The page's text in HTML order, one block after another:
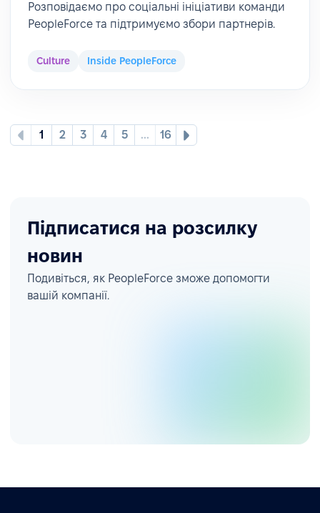
Розповідаємо про соціальні ініціативи команди
PeopleForce та підтримуємо збори партнерів.
Culture Inside PeopleForce
1 2 3 4 5 ... 16
Підписатися на розсилку
новин
Подивіться, як PeopleForce зможе допомогти
вашій компанії.